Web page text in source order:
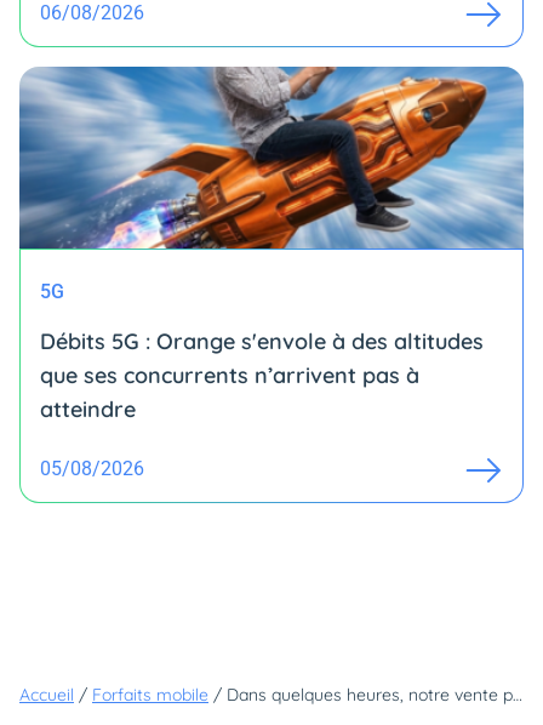
06/08/2026
5G
Débits 5G : Orange s'envole à des altitudes
que ses concurrents n’arrivent pas à
atteindre
05/08/2026
Accueil / Forfaits mobile / Dans quelques heures, notre vente privée s'arrête : ce forfait 40 Go à moins de 5 euros disparaîtra à minuit